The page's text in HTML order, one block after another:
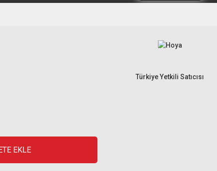
Türkiye Yetkili Satıcısı
EKLE